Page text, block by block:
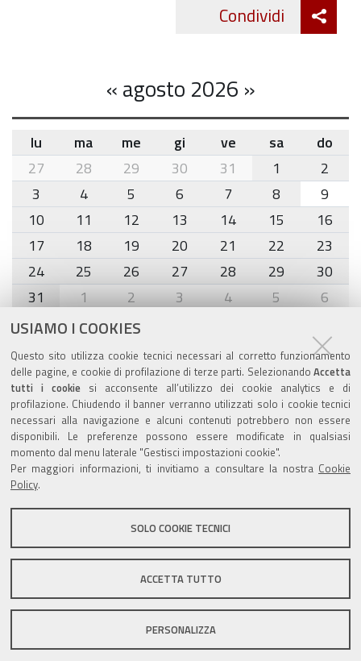
USIAMO I COOKIES
Questo sito utilizza cookie tecnici necessari al corretto funzionamento
delle pagine, e cookie di profilazione di terze parti. Selezionando Accetta
tutti i cookiesi acconsente all’utilizzo dei cookie analytics e di
profilazione. Chiudendo il banner verranno utilizzati solo i cookie tecnici
necessari alla navigazione e alcuni contenuti potrebbero non essere
disponibili. Le preferenze possono essere modificate in qualsiasi
momento dal menu laterale "Gestisci impostazioni cookie".
Per maggiori informazioni, ti invitiamo a consultare la nostra Cookie
Policy.
SOLO COOKIE TECNICI
ACCETTA TUTTO
PERSONALIZZA
Condividi
«agosto 2026 »
month-
8
lu ma me gi ve sa
do
27
28 29 30 31 1
2
3
4 5 6 7 8
9
10
11 12 13 14 15
16
17
18 19 20 21 22
23
24
25 26 27 28 29
30
31
1 2 3 4 5 6
Agenda eventi
torna alla sezione
Valuta questo sito
Sito istituzionale Comune di Zola Predosa
DPO|Accessibilità